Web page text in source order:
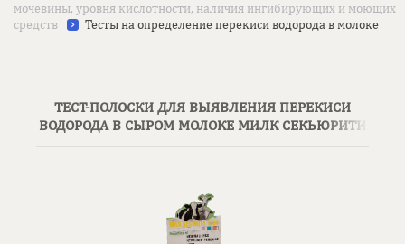
мочевины, уровня кислотности, наличия ингибирующих и моющих
средств
Тесты на определение перекиси водорода в молоке
ТЕСТ-ПОЛОСКИ ДЛЯ ВЫЯВЛЕНИЯ ПЕРЕКИСИ
ВОДОРОДА В СЫРОМ МОЛОКЕ МИЛК СЕКЬЮРИТИ